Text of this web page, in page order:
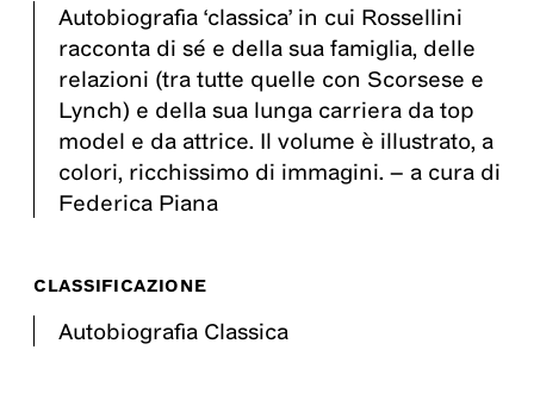
Autobiografia ‘classica’ in cui Rossellini
racconta di sé e della sua famiglia, delle
relazioni (tra tutte quelle con Scorsese e
Lynch) e della sua lunga carriera da top
model e da attrice. Il volume è illustrato, a
colori, ricchissimo di immagini. – a cura di
Federica Piana
CLASSIFICAZIONE
Autobiografia Classica